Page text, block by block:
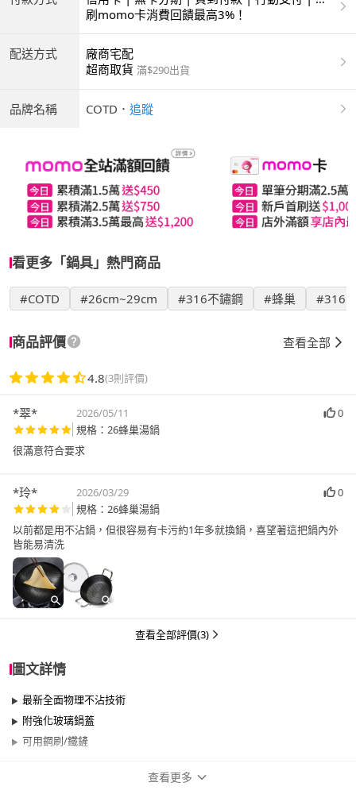
商付款 | ATM | 銀聯卡
刷momo卡消費回饋最高3%！
配送方式
廠商宅配
超商取貨 滿$290出貨
品牌名稱 COTD ． 追蹤
看更多「鍋具」熱門商品
#COTD #26cm~29cm #316不鏽鋼 #蜂巢 #316
商品評價 查看全部
4.8(3則評價)
*翠* 2026/05/11
0
規格：26蜂巢湯鍋
很滿意符合要求
*玲* 2026/03/29
0
規格：26蜂巢湯鍋
以前都是用不沾鍋，但很容易有卡污約1年多就換鍋，喜望著這把鍋內外
皆能易清洗
查看全部評價(3)
圖文詳情
最新全面物理不沾技術
附強化玻璃鍋蓋
可用鋼刷/鐵鏟
查看更多